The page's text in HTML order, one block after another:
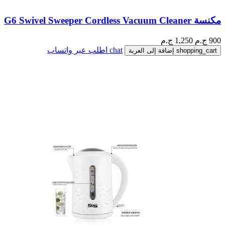
مكنسة G6 Swivel Sweeper Cordless Vacuum Cleaner
900 ج.م 1,250 ج.م
shopping_cart إضافة إلى العربة chat اطلب عبر واتساب